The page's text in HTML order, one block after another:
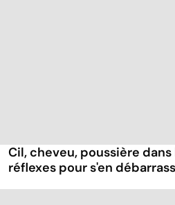
Cil, cheveu, poussière
réflexes pour s'en